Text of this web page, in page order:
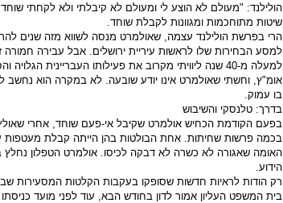
הולילנד: "מעולם לא הוצע לי ומעולם לא קיבלתי ולא לקחתי
שיטות מתוחכמות ומגוונות לקבלת שוחד.
הרי בפרשת הולילנד עצמה, שאולמרט מנסה לשווא מזה שנים
למסע הבחירות שלו לראשות עיריית ירושלים. אבל עבירה
למעלה מ-40 שנה ליוויתי מקרוב את פעילותו
אומ"ץ, וחשתי שאולמרט אינו יודע שובעה. לא במקרה הוא נחשב
בו עמוק.
בדרך: טלנסקי והשיבוש
בפעם הקודמת הכחיש אולמרט שקיבל אי-פעם שוחד, אחרי
בכמה פרשות שחיתות. אחת הבולטות בהן הייתה קבלת מעטפות
האומה שאגורה לא כשרה לא דבקה לכיסו. אולמרט הטפלון
הידוע.
רק הודות לראיות חדשות שסופקו בעקבות הקלטות המסעירות
בית המשפט העליון אמור לדון בחודש הבא, עוד לפני מועד